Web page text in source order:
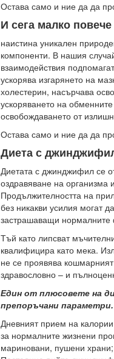
Остава само и ние да да
И сега малко
наистина уникален
компоненти. В нашия
взаимодействия
ускорява изгарянето на
холестерин, насърчава
ускоряването на
освобождаването от
Остава само и ние да да
Диета с
Диетата с джинджифил се
оздравяване на организма
Продължителността на
без никакви усилия могат
застрашаващи нормалните
Тъй като липсват
квалифицира като мека.
не се проявява
здравословно – и
Един от плюсовете на
препоръчани параметри.
Дневният прием на
за нормалните жизнени
мариновани, пушени